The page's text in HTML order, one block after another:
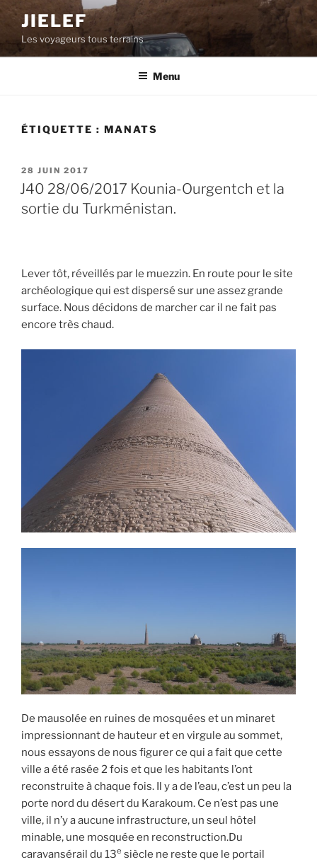
Aller
contenu
principal
JIELEF
Les voyageurs tous terrains
Menu
ÉTIQUETTE : MANATS
PUBLIÉ
LE
28 JUIN 2017
J40 28/06/2017 Kounia-Ourgentch et la
sortie du Turkménistan.
Lever tôt, réveillés par le muezzin. En route pour le site
archéologique qui est dispersé sur une assez grande
surface. Nous décidons de marcher car il ne fait pas
encore très chaud.
De mausolée en ruines de mosquées et un minaret
impressionnant de hauteur et en virgule au sommet,
nous essayons de nous figurer ce qui a fait que cette
ville a été rasée 2 fois et que les habitants l’ont
reconstruite à chaque fois. Il y a de l’eau, c’est un peu la
porte nord du désert du Karakoum. Ce n’est pas une
ville, il n’y a aucune infrastructure, un seul hôtel
minable, une mosquée en reconstruction.Du
caravansérail du 13e siècle ne reste que le portail